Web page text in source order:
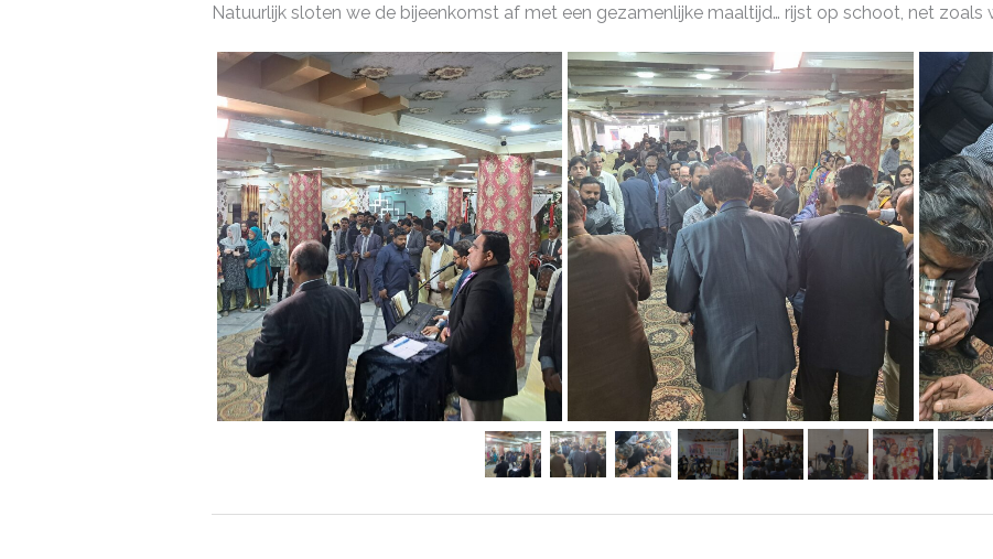
Natuurlijk sloten we de bijeenkomst af met een gezamenlijke maaltijd… rijst op schoot, net zoals